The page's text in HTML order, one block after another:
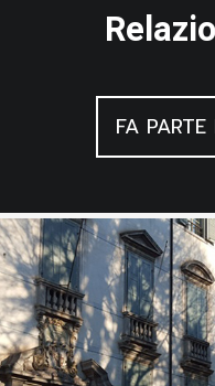
FA PARTE